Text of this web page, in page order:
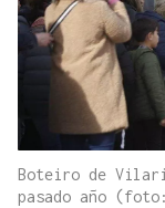
Boteiro de
pasado año